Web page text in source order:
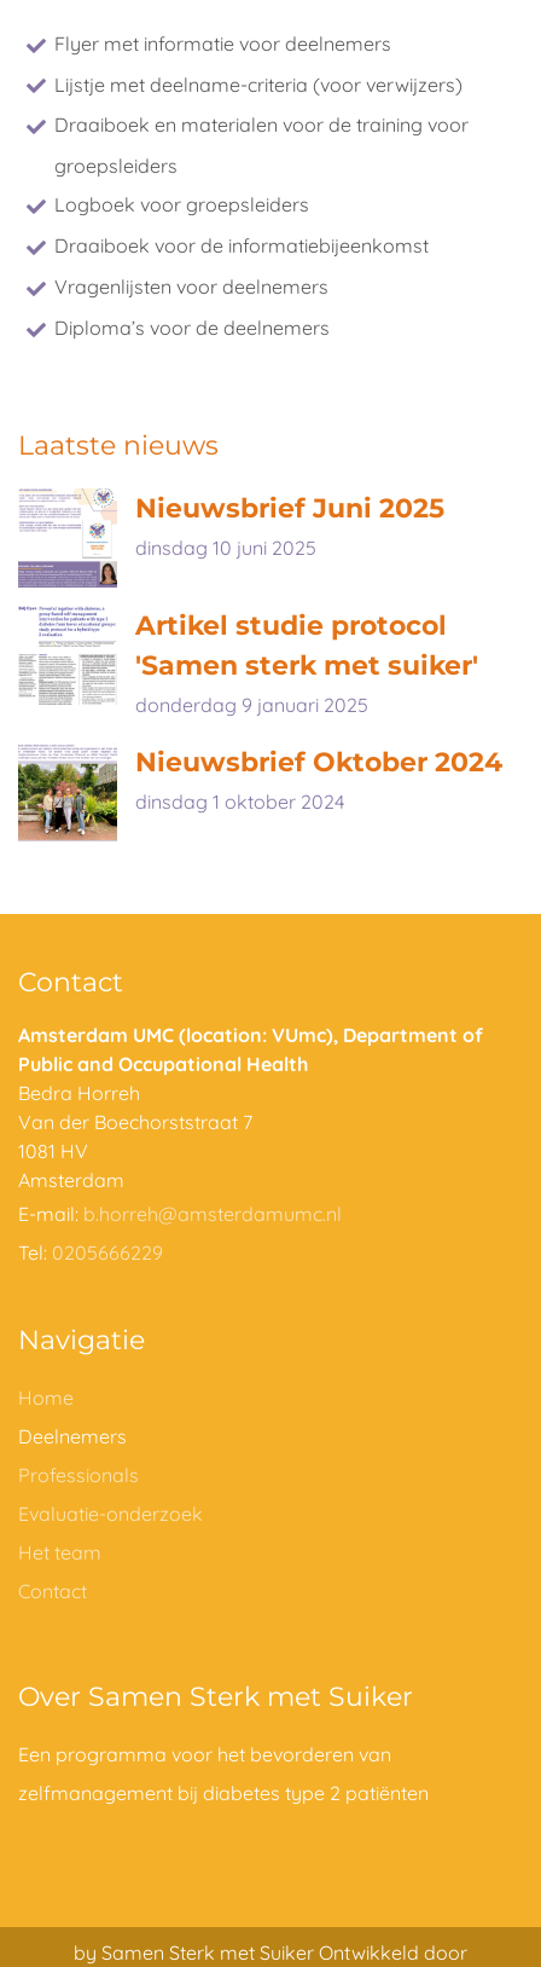
Flyer met informatie voor deelnemers
Lijstje met deelname-criteria (voor verwijzers)
Draaiboek en materialen voor de training voor
groepsleiders
Logboek voor groepsleiders
Draaiboek voor de informatiebijeenkomst
Vragenlijsten voor deelnemers
Diploma’s voor de deelnemers
Laatste nieuws
Nieuwsbrief Juni 2025
dinsdag 10 juni 2025
Artikel studie protocol
'Samen sterk met suiker'
donderdag 9 januari 2025
Nieuwsbrief Oktober 2024
dinsdag 1 oktober 2024
Contact
Amsterdam UMC (location: VUmc), Department of
Public and Occupational Health
Bedra Horreh
Van der Boechorststraat 7
1081 HV
Amsterdam
E-mail: b.horreh@amsterdamumc.nl
Tel: 0205666229
Navigatie
Home
Deelnemers
Professionals
Evaluatie-onderzoek
Het team
Contact
Over Samen Sterk met Suiker
Een programma voor het bevorderen van
zelfmanagement bij diabetes type 2 patiënten
by Samen Sterk met Suiker Ontwikkeld door